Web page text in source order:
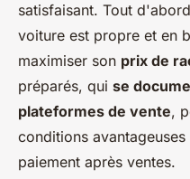
satisfaisant. Tout
voiture est propre et en
maximiser son prix de
préparés, qui se
plateformes de vente,
conditions
paiement après ventes.